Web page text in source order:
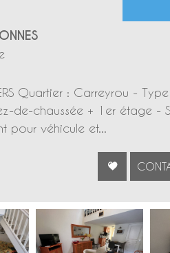
Quartier : Carreyrou -
de-chaussée + 1er étage -
pour véhicule et...